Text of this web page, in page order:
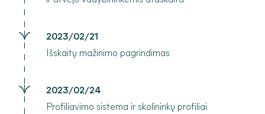
2023/02/21
Išskaitų mažinimo pagrindimas
2023/02/24
Profiliavimo sistema ir skolininkų profiliai